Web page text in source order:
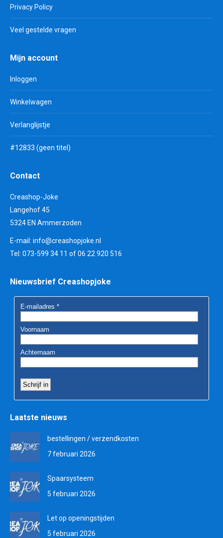
Privacy Policy
Veel gestelde vragen
Mijn account
Inloggen
Winkelwagen
Verlanglijstje
#12833 (geen titel)
Contact
Creashop-Joke
Langehof 45
5324 EN Ammerzoden
E-mail: info@creashopjoke.nl
Tel: 073-599 34 11 of 06 22 920 516
Nieuwsbrief Creashopjoke
Laatste nieuws
bestellingen / verzendkosten
7 februari 2026
Spaarsysteem
5 februari 2026
Let op openingstijden
5 februari 2026